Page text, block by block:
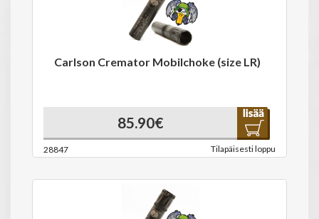
Carlson Cremator Mobilchoke (size LR)
85.90€
28847 Tilapäisesti loppu